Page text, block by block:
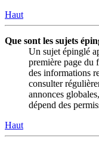
Haut
Que sont les sujets
Un sujet épinglé
première page du
des informations
consulter
annonces
dépend des
Haut